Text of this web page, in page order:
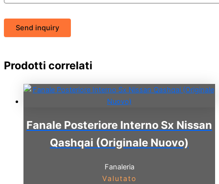
Send inquiry
Prodotti correlati
Fanale Posteriore Interno Sx Nissan
Qashqai (Originale Nuovo)
Fanaleria
Valutato